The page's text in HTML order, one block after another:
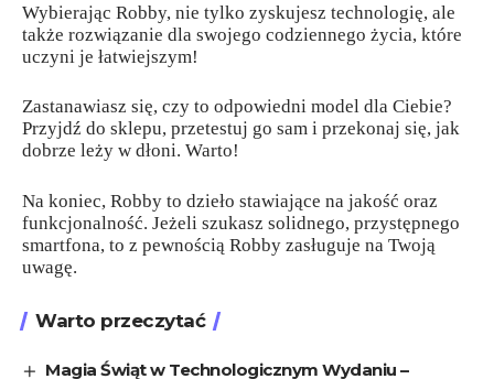
Wybierając Robby, nie tylko zyskujesz technologię, ale
także rozwiązanie dla swojego codziennego życia, które
uczyni je łatwiejszym!
Zastanawiasz się, czy to odpowiedni model dla Ciebie?
Przyjdź do sklepu, przetestuj go sam i przekonaj się, jak
dobrze leży w dłoni. Warto!
Na koniec, Robby to dzieło stawiające na jakość oraz
funkcjonalność. Jeżeli szukasz solidnego, przystępnego
smartfona, to z pewnością Robby zasługuje na Twoją
uwagę.
Warto przeczytać
Magia Świąt w Technologicznym Wydaniu –